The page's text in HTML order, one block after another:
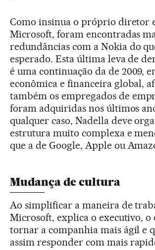
Como insinua o próprio diretor
Microsoft, foram encontradas
redundâncias com a Nokia do
esperado. Esta última leva de
é uma continuação da de 2009,
econômica e financeira global,
também os empregados de
foram adquiridas nos últimos
qualquer caso, Nadella deve
estrutura muito complexa e
que a de Google, Apple ou
Mudança de cultura
Ao simplificar a maneira de
Microsoft, explica o executivo, o
tornar a companhia mais ágil e
assim responder com mais